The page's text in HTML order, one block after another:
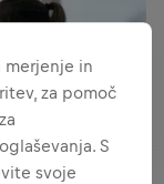
merjenje in
za pomoč
S
svoje